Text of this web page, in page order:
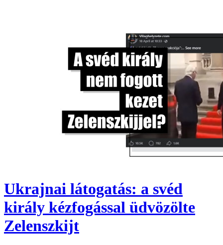
Ukrajnai látogatás: a svéd
király kézfogással üdvözölte
Zelenszkijt